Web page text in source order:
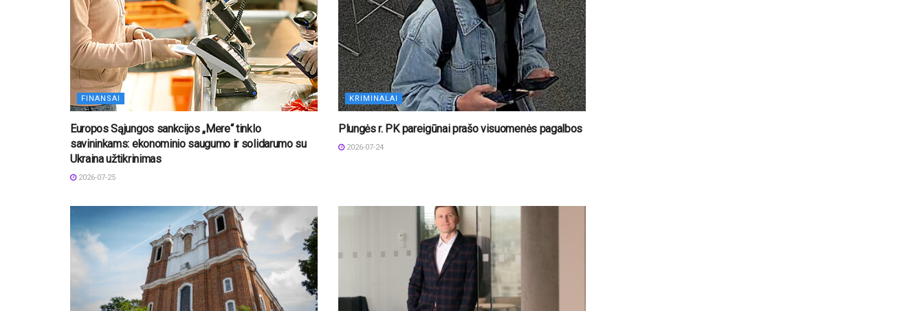
FINANSAI
Europos Sąjungos sankcijos „Mere“ tinklo
savininkams: ekonominio saugumo ir solidarumo su
Ukraina užtikrinimas
2026-07-25
KRIMINALAI
Plungės r. PK pareigūnai prašo visuomenės pagalbos
2026-07-24